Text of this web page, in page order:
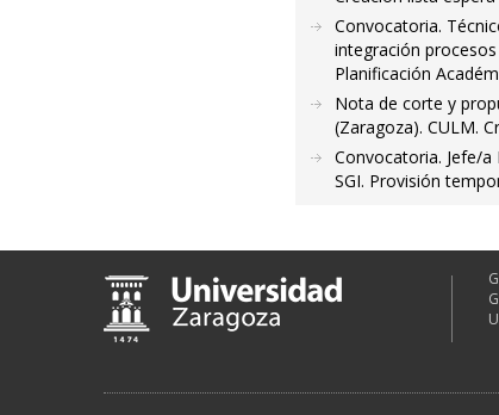
Convocatoria.
integración
Planificación
Nota de corte y
(Zaragoza). CULM.
Convocatoria. Jefe/
SGI. Provisión